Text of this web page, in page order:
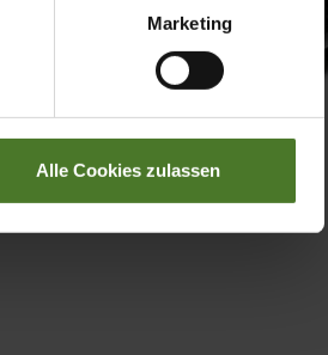
Marketing
Alle Cookies zulassen